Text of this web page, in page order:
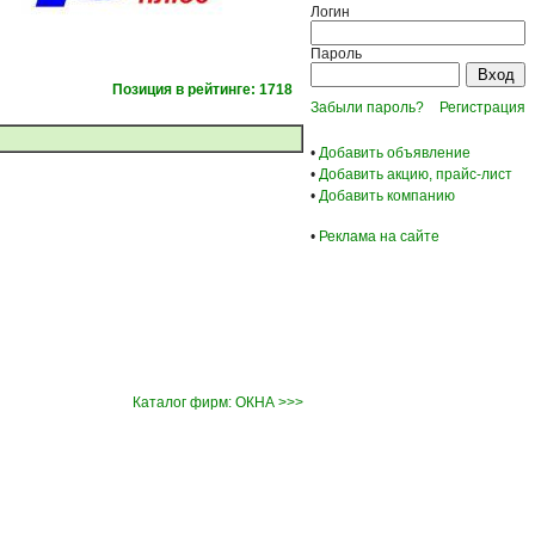
Позиция в рейтинге: 1718
Логин
Пароль
Забыли пароль? Регистрация
• Добавить объявление
• Добавить акцию, прайс-лист
• Добавить компанию
• Реклама на сайте
Каталог фирм: ОКНА >>>